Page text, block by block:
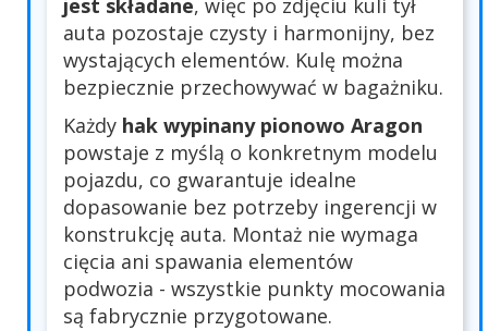
jest składane, więc po zdjęciu kuli tył
auta pozostaje czysty i harmonijny, bez
wystających elementów. Kulę można
bezpiecznie przechowywać w bagażniku.
Każdy hak wypinany pionowo Aragon
powstaje z myślą o konkretnym modelu
pojazdu, co gwarantuje idealne
dopasowanie bez potrzeby ingerencji w
konstrukcję auta. Montaż nie wymaga
cięcia ani spawania elementów
podwozia - wszystkie punkty mocowania
są fabrycznie przygotowane.